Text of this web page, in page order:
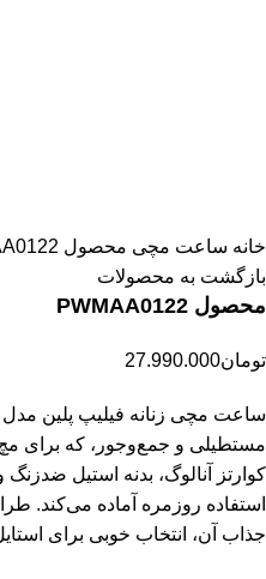
خانه ساعت مچی محصول PWMAA0122
بازگشت به محصولات
محصول PWMAA0122
تومان27.990.000
مستطیلی و جمع‌وجور، که برای
استفاده روزمره آماده می‌کند.
جذاب آن، انتخاب خوبی برای